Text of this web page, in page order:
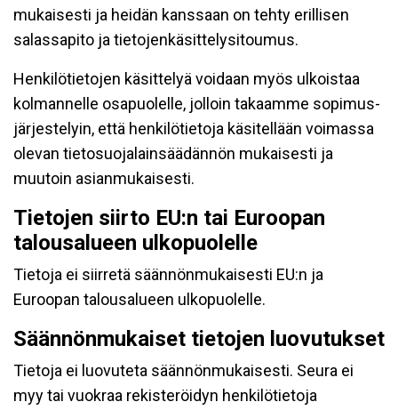
mukaisesti ja heidän kanssaan on tehty erillisen
salassapito ja tietojenkäsittelysitoumus.
Henkilötietojen käsittelyä voidaan myös ulkoistaa
kolmannelle osapuolelle, jolloin takaamme sopimus-
järjestelyin, että henkilötietoja käsitellään voimassa
olevan tietosuojalainsäädännön mukaisesti ja
muutoin asianmukaisesti.
Tietojen siirto EU:n tai Euroopan
talousalueen ulkopuolelle
Tietoja ei siirretä säännönmukaisesti EU:n ja
Euroopan talousalueen ulkopuolelle.
Säännönmukaiset tietojen luovutukset
Tietoja ei luovuteta säännönmukaisesti. Seura ei
myy tai vuokraa rekisteröidyn henkilötietoja